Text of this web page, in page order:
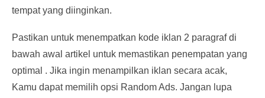
tempat yang diinginkan.
Pastikan untuk menempatkan kode iklan 2 paragraf di
bawah awal artikel untuk memastikan penempatan yang
optimal . Jika ingin menampilkan iklan secara acak,
Kamu dapat memilih opsi Random Ads. Jangan lupa